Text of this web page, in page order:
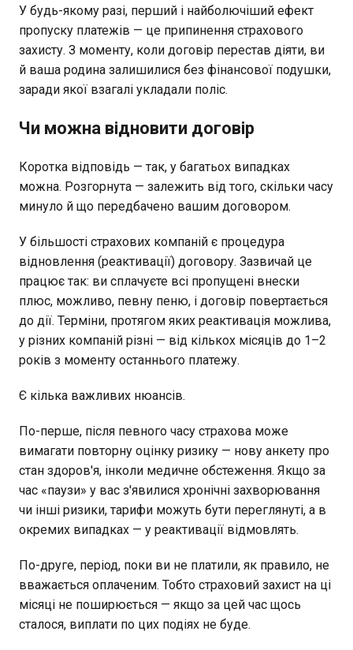
У будь-якому разі, перший і найболючіший ефект
пропуску платежів — це припинення страхового
захисту. З моменту, коли договір перестав діяти, ви
й ваша родина залишилися без фінансової подушки,
заради якої взагалі укладали поліс.
Чи можна відновити договір
Коротка відповідь — так, у багатьох випадках
можна. Розгорнута — залежить від того, скільки часу
минуло й що передбачено вашим договором.
У більшості страхових компаній є процедура
відновлення (реактивації) договору. Зазвичай це
працює так: ви сплачуєте всі пропущені внески
плюс, можливо, певну пеню, і договір повертається
до дії. Терміни, протягом яких реактивація можлива,
у різних компаній різні — від кількох місяців до 1–2
років з моменту останнього платежу.
Є кілька важливих нюансів.
По-перше, після певного часу страхова може
вимагати повторну оцінку ризику — нову анкету про
стан здоров'я, інколи медичне обстеження. Якщо за
час «паузи» у вас з'явилися хронічні захворювання
чи інші ризики, тарифи можуть бути переглянуті, а в
окремих випадках — у реактивації відмовлять.
По-друге, період, поки ви не платили, як правило, не
вважається оплаченим. Тобто страховий захист на ці
місяці не поширюється — якщо за цей час щось
сталося, виплати по цих подіях не буде.